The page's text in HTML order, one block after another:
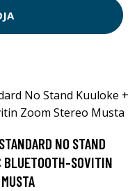
NO STAND
BLUETOOTH-SOVITIN